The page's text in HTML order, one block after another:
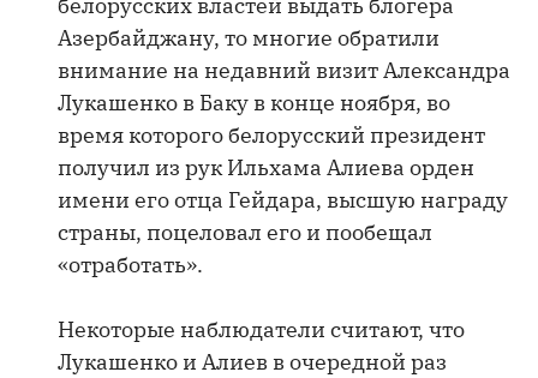
Азербайджану, то многие обратили
внимание на недавний визит Александра
Лукашенко в Баку в конце ноября, во
время которого белорусский президент
получил из рук Ильхама Алиева орден
имени его отца Гейдара, высшую награду
страны, поцеловал его и пообещал
«отработать».
Некоторые наблюдатели считают, что
Лукашенко и Алиев в очередной раз